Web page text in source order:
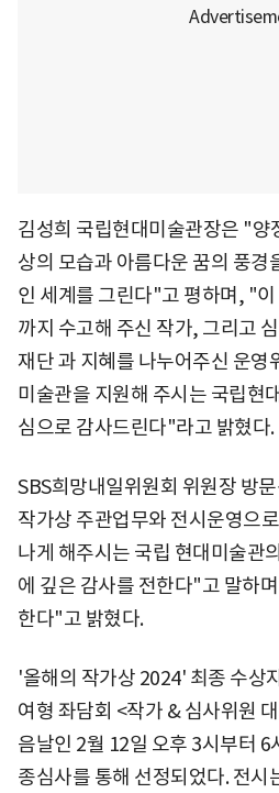
김성희 국립현대미술관장은 "양
상의 모습과 아름다운 꿈의 풍경
인 세계를 그린다"고 평하며, "
까지 수고해 주신 작가, 그리고
재단 과 지혜를 나누어주신 운영
미술관을 지원해 주시는 국립현
심으로 감사드린다"라고 밝혔다.
SBS희망내일위원회 위원장 방
작가상 주관업무와 전시운영으
나게 해주시는 국립 현대미술관
에 깊은 감사를 전한다"고 말하
한다"고 밝혔다.
'올해의 작가상 2024' 최종 수상
여형 좌담회 <작가 & 심사위원
음날인 2월 12일 오후 3시부터 6
종심사를 통해 선정되었다. 전시